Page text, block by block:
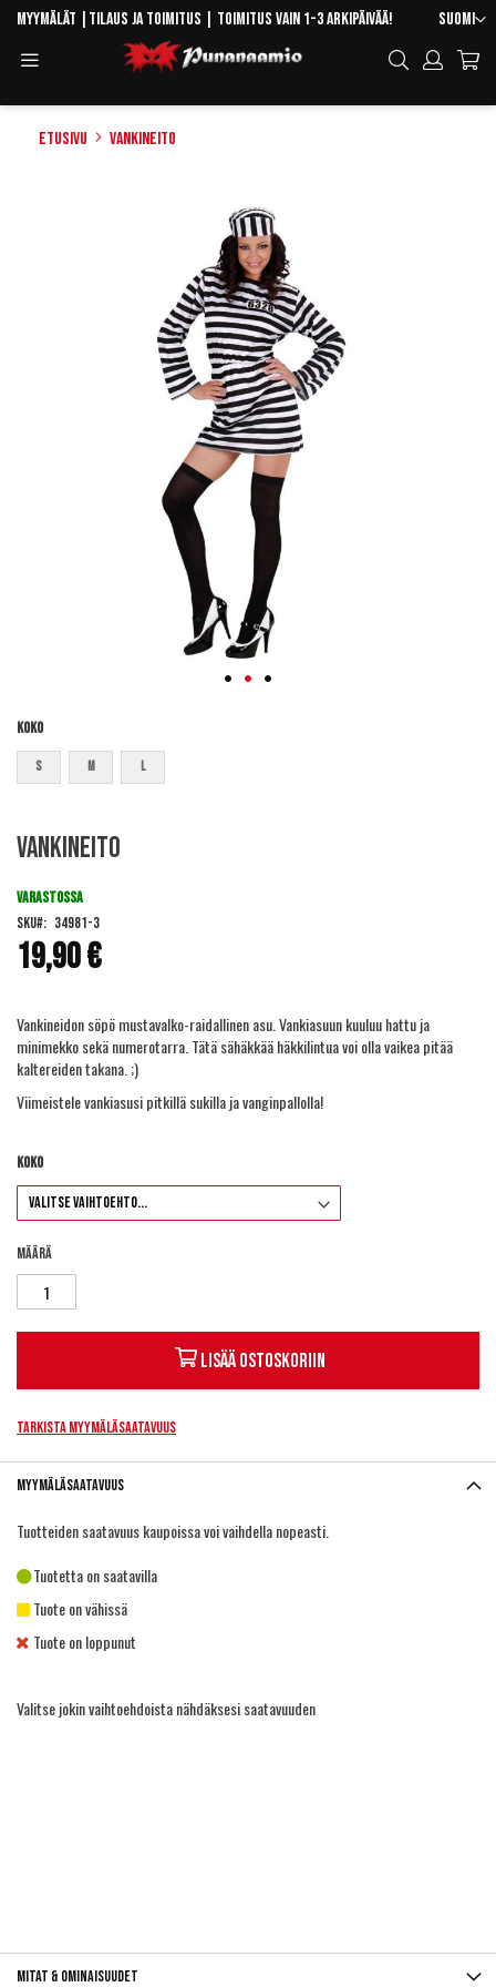
Skip
Content
Kieli
Suomi
Myymälät Tilaus ja toimitus | Toimitus vain 1-3 arkipäivää!
Hae
Etusivu Vankineito
Koko
S M L
to
beginning
the
images
gallery
Vankineito
19,90 €
VARASTOSSA
SKU
34981-3
Vankineidon söpö mustavalko-raidallinen asu. Vankiasuun kuuluu hattu ja
minimekko sekä numerotarra. Tätä sähäkkää häkkilintua voi olla vaikea pitää
kaltereiden takana. ;)
Viimeistele vankiasusipitkillä sukillajavanginpallolla!
Koko
Määrä
Lisää ostoskoriin
Tarkista myymäläsaatavuus
Myymäläsaatavuus
Tuotteiden saatavuus kaupoissa voi vaihdella nopeasti.
Tuotetta on saatavilla
Tuote on vähissä
Tuote on loppunut
Valitse jokin vaihtoehdoista nähdäksesi saatavuuden
Mitat & ominaisuudet